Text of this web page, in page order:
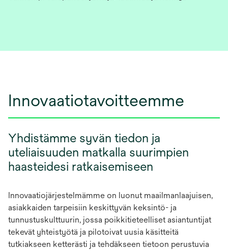
Innovaatiotavoitteemme
Yhdistämme syvän tiedon ja
uteliaisuuden matkalla suurimpien
haasteidesi ratkaisemiseen
Innovaatiojärjestelmämme on luonut maailmanlaajuisen,
asiakkaiden tarpeisiin keskittyvän keksintö- ja
tunnustuskulttuurin, jossa poikkitieteelliset asiantuntijat
tekevät yhteistyötä ja pilotoivat uusia käsitteitä
tutkiakseen ketterästi ja tehdäkseen tietoon perustuvia